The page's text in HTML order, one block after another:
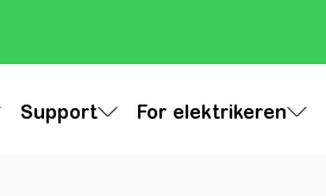
Support For elektrikeren